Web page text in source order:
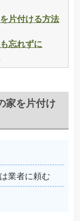
片付ける方法
忘れずに
家を片付け
業者に頼む